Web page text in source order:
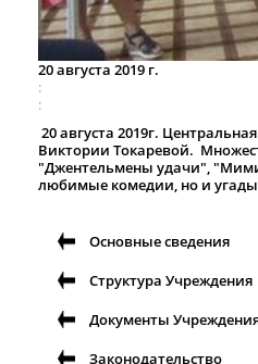
20 августа 2019 г.
20 августа 2019г.
Виктории Токаревой.
"Джентельмены удачи",
любимые комедии, но и
Основные сведения
Структура Учреждения
Документы
Законодательство